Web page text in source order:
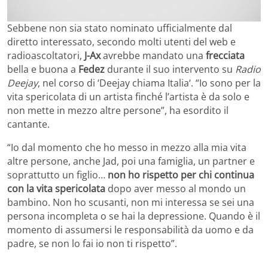
Sebbene non sia stato nominato ufficialmente dal
diretto interessato, secondo molti utenti del web e
radioascoltatori, J-Axavrebbe mandato una frecciata
bella e buona a Fedez durante il suo intervento su Radio
Deejay, nel corso di ‘Deejay chiama Italia‘. “Io sono per la
vita spericolata di un artista finché l’artista è da solo e
non mette in mezzo altre persone”, ha esordito il
cantante.
“Io dal momento che ho messo in mezzo alla mia vita
altre persone, anche Jad, poi una famiglia, un partner e
soprattutto un figlio… non ho rispetto per chi continua
con la vita spericolata dopo aver messo al mondo un
bambino. Non ho scusanti, non mi interessa se sei una
persona incompleta o se hai la depressione. Quando è il
momento di assumersi le responsabilità da uomo e da
padre, se non lo fai io non ti rispetto”.